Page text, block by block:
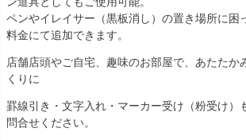
ペンやイレイサー（黒板消し）の置き場所に困
料金にて追加できます。
店舗店頭やご自宅、趣味のお部屋で、あたたか
くりに
罫線引き・文字入れ・マーカー受け（粉受け）
問合せください。